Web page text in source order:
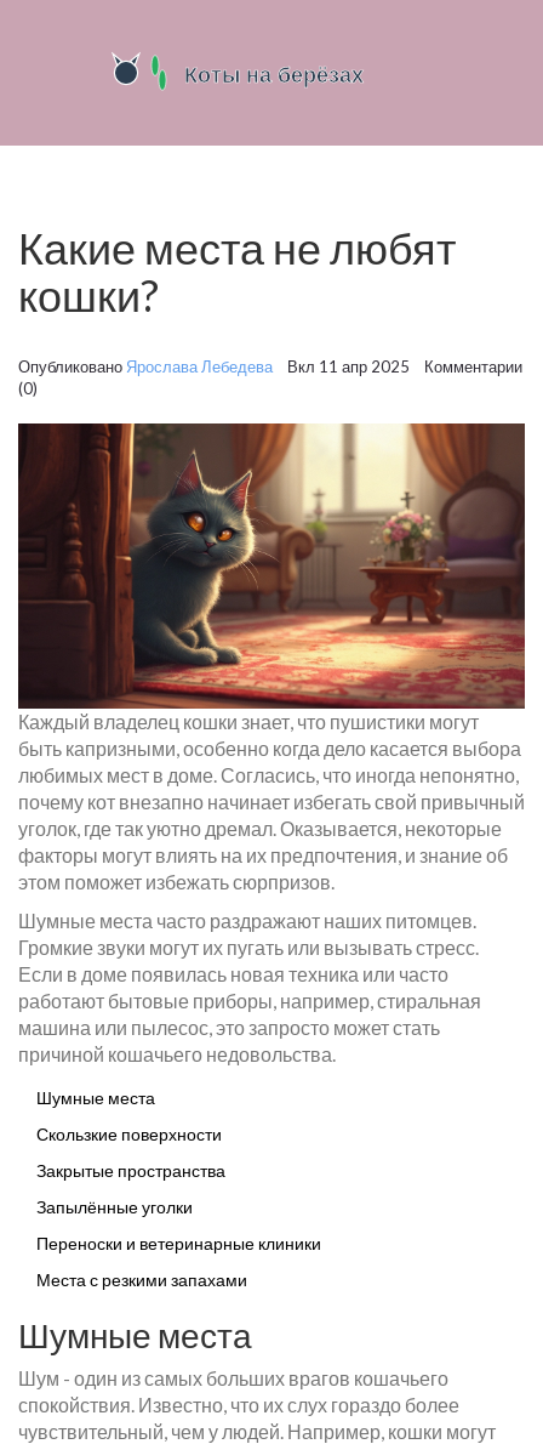
Какие места не любят
кошки?
Опубликовано Ярослава Лебедева Вкл 11 апр 2025 Комментарии
(0)
Каждый владелец кошки знает, что пушистики могут
быть капризными, особенно когда дело касается выбора
любимых мест в доме. Согласись, что иногда непонятно,
почему кот внезапно начинает избегать свой привычный
уголок, где так уютно дремал. Оказывается, некоторые
факторы могут влиять на их предпочтения, и знание об
этом поможет избежать сюрпризов.
Шумные места часто раздражают наших питомцев.
Громкие звуки могут их пугать или вызывать стресс.
Если в доме появилась новая техника или часто
работают бытовые приборы, например, стиральная
машина или пылесос, это запросто может стать
причиной кошачьего недовольства.
Шумные места
Скользкие поверхности
Закрытые пространства
Запылённые уголки
Переноски и ветеринарные клиники
Места с резкими запахами
Шумные места
Шум - один из самых больших врагов кошачьего
спокойствия. Известно, что их слух гораздо более
чувствительный, чем у людей. Например, кошки могут